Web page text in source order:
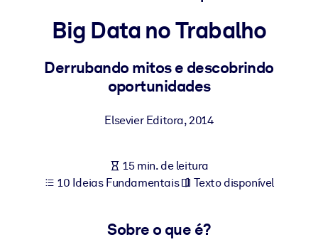
Para LMS/LXP
Leve conhecimento verificado e conciso para seu LMS/LXP para
negócios confiável e pronto para uso.
estruturado para melhorar os resultados.
Big Data no Trabalho
Derrubando mitos e descobrindo
oportunidades
Elsevier Editora,2014
15 min. de leitura
10 Ideias Fundamentais
Texto disponível
Sobre o que é?